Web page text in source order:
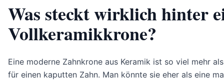
Was steckt wirklich hinter
Vollkeramikkrone?
Eine moderne Zahnkrone aus Keramik ist so viel mehr als
für einen kaputten Zahn. Man könnte sie eher als eine